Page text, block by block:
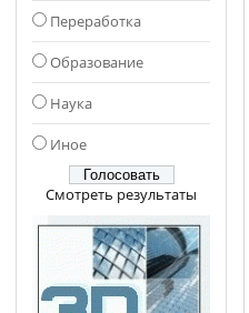
Переработка
Образование
Наука
Иное
Смотреть результаты